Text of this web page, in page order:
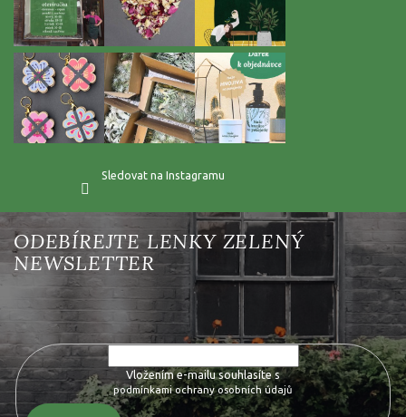
Sledovat na Instagramu
Vložte svůj e-mail a my vám budeme zasílat informace o nových
produktech na našem e-shopu.
Vložením e-mailu souhlasíte s
podmínkami ochrany osobních údajů